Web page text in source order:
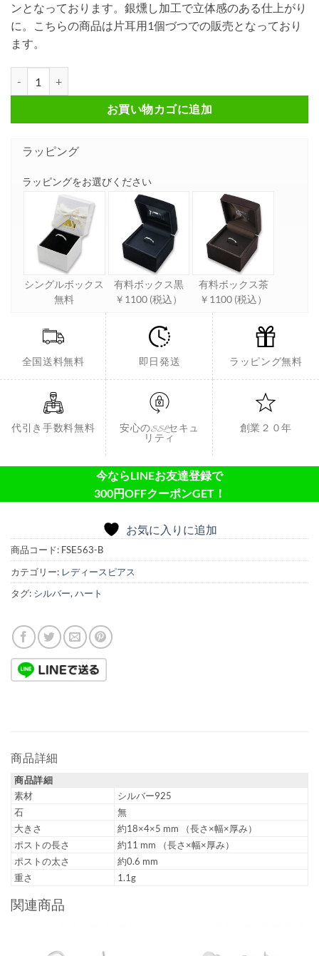
ンとなっております。銀燻し加工で立体感のある仕上がり
に。こちらの商品は片耳用1個づつでの販売となっており
ます。
お買い物カゴに追加
ラッピング
ラッピングをお選びください
シングルボックス
無料
有料ボックス黒
￥1100 (税込）
有料ボックス茶
￥1100 (税込）
全国送料無料 即日発送 ラッピング無料
代引き手数料無料
安心のSSLセキュ
リティ
創業２０年
今ならLINEお友達登録で
300円OFFクーポンGET！
お気に入りに追加
商品コード: FSE563-B
カテゴリー: レディースピアス
タグ: シルバー, ハート
商品詳細
商品詳細
素材
シルバー925
石
無
大きさ
約18×4×5 mm （長さ×幅×厚み）
ポストの長さ
約11 mm （長さ×幅×厚み）
ポストの太さ
約0.6 mm
重さ
1.1g
関連商品